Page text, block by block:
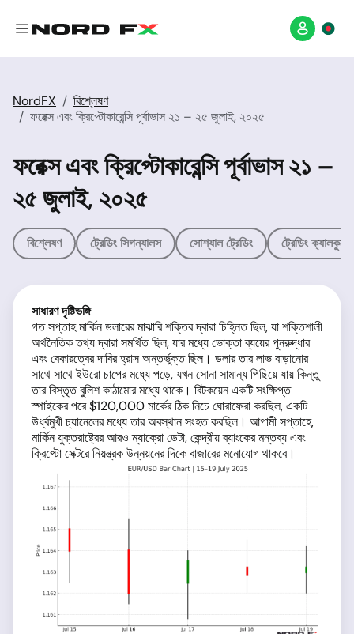
NordFX
বিশ্লেষণ
ফরেক্স এবং ক্রিপ্টোকারেন্সি পূর্বাভাস ২১ – ২৫ জুলাই, ২০২৫
ফরেক্স এবং ক্রিপ্টোকারেন্সি পূর্বাভাস ২১ –
২৫ জুলাই, ২০২৫
বিশ্লেষণ ট্রেডিং সিগন্যালস সোশ্যাল ট্রেডিং ট্রেডিং
সাধারণ দৃষ্টিভঙ্গি
গত সপ্তাহ মার্কিন ডলারের মাঝারি শক্তির দ্বারা চিহ্নিত ছিল, যা শক্তিশালী
অর্থনৈতিক তথ্য দ্বারা সমর্থিত ছিল, যার মধ্যে ভোক্তা ব্যয়ের পুনরুদ্ধার
এবং বেকারত্বের দাবির হ্রাস অন্তর্ভুক্ত ছিল। ডলার তার লাভ বাড়ানোর
সাথে সাথে ইউরো চাপের মধ্যে পড়ে, যখন সোনা সামান্য পিছিয়ে যায় কিন্তু
তার বিস্তৃত বুলিশ কাঠামোর মধ্যে থাকে। বিটকয়েন একটি সংক্ষিপ্ত
স্পাইকের পরে $120,000 মার্কের ঠিক নিচে ঘোরাফেরা করছিল, একটি
উর্ধ্বমুখী চ্যানেলের মধ্যে তার অবস্থান সংহত করছিল। আগামী সপ্তাহে,
মার্কিন যুক্তরাষ্ট্রের আরও ম্যাক্রো ডেটা, কেন্দ্রীয় ব্যাংকের মন্তব্য এবং
ক্রিপ্টো সেক্টরে নিয়ন্ত্রক উন্নয়নের দিকে বাজারের মনোযোগ থাকবে।